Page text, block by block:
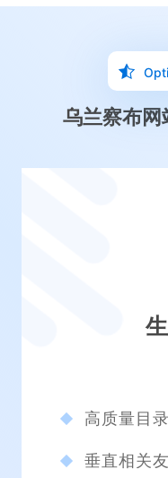
乌兰察布
高质量目
垂直相关